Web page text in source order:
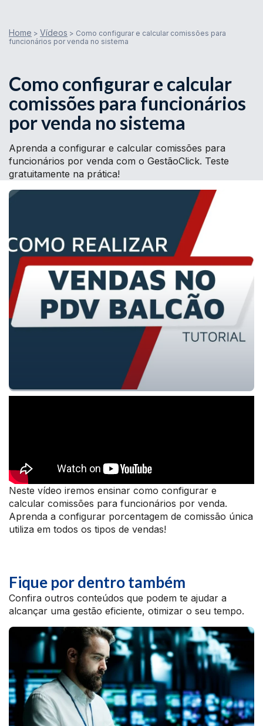
Home > Vídeos > Como configurar e calcular comissões para
funcionários por venda no sistema
Como configurar e calcular
comissões para funcionários
por venda no sistema
Aprenda a configurar e calcular comissões para
funcionários por venda com o GestãoClick. Teste
gratuitamente na prática!
Neste vídeo iremos ensinar como configurar e
calcular comissões para funcionários por venda.
Aprenda a configurar porcentagem de comissão única
utiliza em todos os tipos de vendas!
Fique por dentro também
Confira outros conteúdos que podem te ajudar a
alcançar uma gestão eficiente, otimizar o seu tempo.